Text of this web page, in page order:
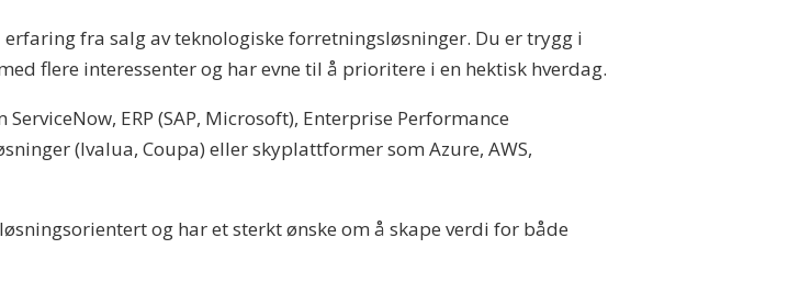
fra salg av teknologiske forretningsløsninger. Du er trygg i
flere interessenter og har evne til å prioritere i en hektisk hverdag.
ERP (SAP, Microsoft), Enterprise Performance
(Ivalua, Coupa) eller skyplattformer som Azure, AWS,
og har et sterkt ønske om å skape verdi for både